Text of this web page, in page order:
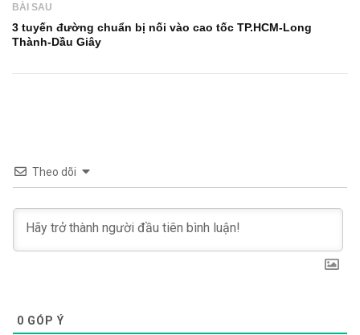
BÀI SAU
3 tuyến đường chuẩn bị nối vào cao tốc TP.HCM-Long
Thành-Dầu Giây
Theo dõi
0 GÓP Ý